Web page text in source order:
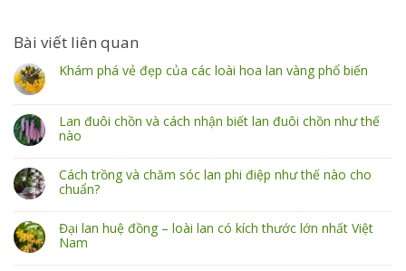
Bài viết liên quan
Khám phá vẻ đẹp của các loài hoa lan vàng phổ biến
Lan đuôi chồn và cách nhận biết lan đuôi chồn như thế
nào
Cách trồng và chăm sóc lan phi điệp như thế nào cho
chuẩn?
Đại lan huệ đồng – loài lan có kích thước lớn nhất Việt
Nam